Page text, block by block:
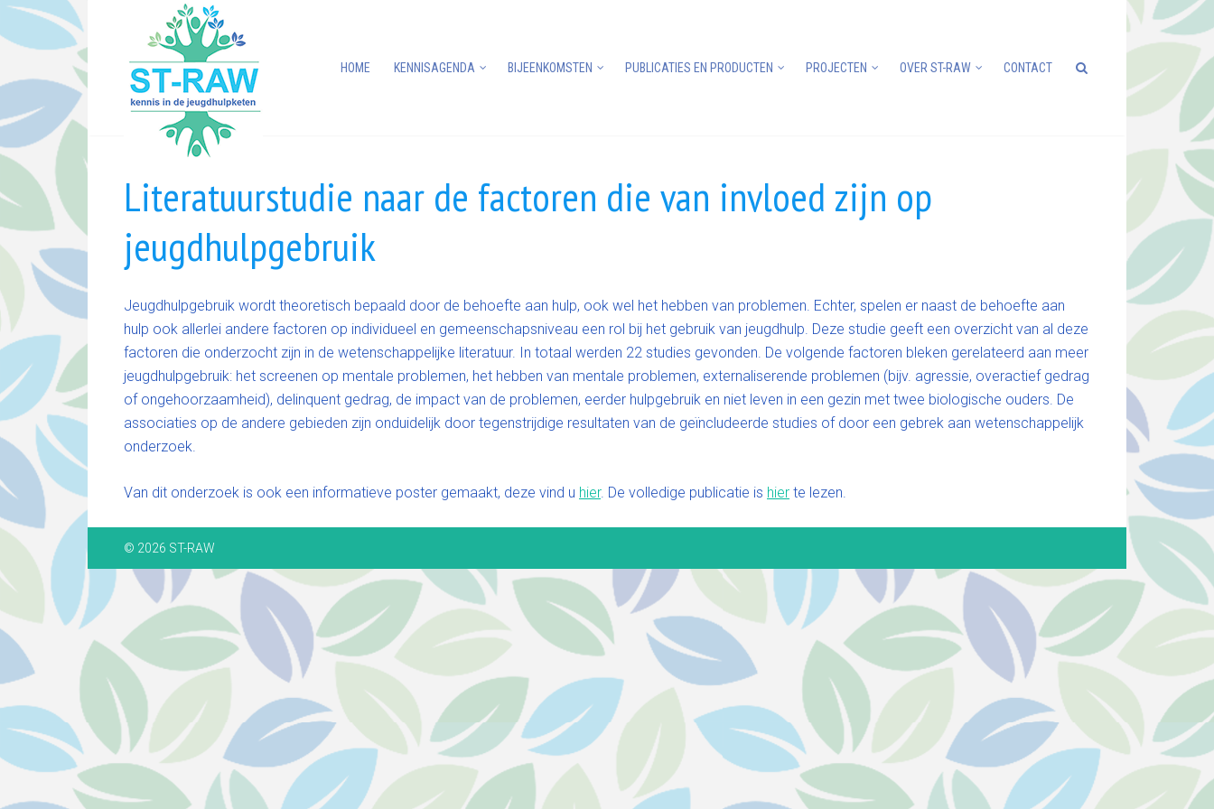
HOME KENNISAGENDA BIJEENKOMSTEN PUBLICATIES EN PRODUCTEN PROJECTEN OVER ST-RAW CONTACT
Literatuurstudie naar de factoren die van invloed zijn op
jeugdhulpgebruik
Jeugdhulpgebruik wordt theoretisch bepaald door de behoefte aan hulp, ook wel het hebben van problemen. Echter, spelen er naast de behoefte aan
hulp ook allerlei andere factoren op individueel en gemeenschapsniveau een rol bij het gebruik van jeugdhulp. Deze studie geeft een overzicht van al deze
factoren die onderzocht zijn in de wetenschappelijke literatuur. In totaal werden 22 studies gevonden. De volgende factoren bleken gerelateerd aan meer
jeugdhulpgebruik: het screenen op mentale problemen, het hebben van mentale problemen, externaliserende problemen (bijv. agressie, overactief gedrag
of ongehoorzaamheid), delinquent gedrag, de impact van de problemen, eerder hulpgebruik en niet leven in een gezin met twee biologische ouders. De
associaties op de andere gebieden zijn onduidelijk door tegenstrijdige resultaten van de geïncludeerde studies of door een gebrek aan wetenschappelijk
onderzoek.
Van dit onderzoek is ook een informatieve poster gemaakt, deze vind u hier. De volledige publicatie is hier te lezen.
© 2026 ST-RAW